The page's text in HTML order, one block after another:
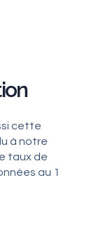
cette
à notre
taux de
au 1